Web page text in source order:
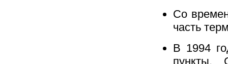
Со
часть
В 1994
пункты.